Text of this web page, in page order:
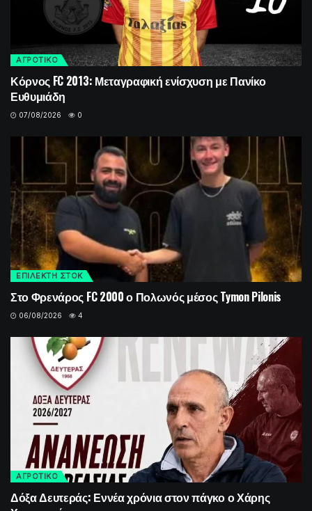
ΑΓΡΟΤΙΚΟ
Κόρνος FC 2013: Μεταγραφική ενίσχυση με Πανίκο
Ευθυμιάδη
07/08/2026 0
ΕΠΙΛΕΚΤΗ ΣΤΟΚ
Στο Φρενάρος FC 2000 ο Πολωνός μέσος Tymon Pilonis
06/08/2026 4
ΑΓΡΟΤΙΚΟ
Δόξα Δευτεράς: Εννέα χρόνια στον πάγκο ο Χάρης